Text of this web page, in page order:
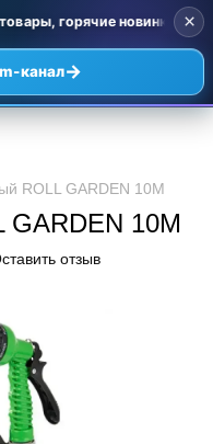
горячие новинки и
канал→
×
ROLL GARDEN 10M
10M
отзыв